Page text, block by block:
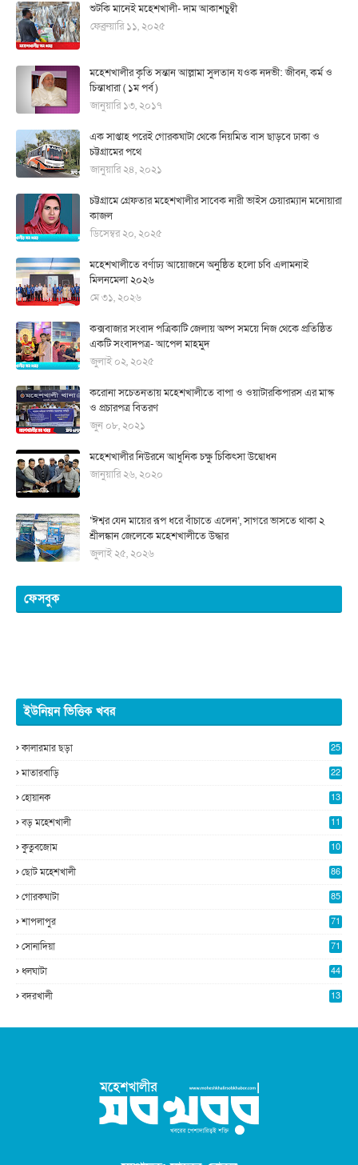
শুটকি মানেই মহেশখালী- দাম আকাশচুম্বী
ফেব্রুয়ারি ১১, ২০২৫
মহেশখালীর কৃতি সন্তান আল্লামা সুলতান যওক নদভী: জীবন, কর্ম ও
চিন্তাধারা ( ১ম পর্ব )
জানুয়ারি ১৩, ২০১৭
এক সাপ্তাহ পরেই গোরকঘাটা থেকে নিয়মিত বাস ছাড়বে ঢাকা ও
চট্টগ্রামের পথে
জানুয়ারি ২৪, ২০২১
চট্টগ্রামে গ্রেফতার মহেশখালীর সাবেক নারী ভাইস চেয়ারম্যান মনোয়ারা
কাজল
ডিসেম্বর ২০, ২০২৫
মহেশখালীতে বর্ণাঢ্য আয়োজনে অনুষ্ঠিত হলো চবি এলামনাই
মিলনমেলা ২০২৬
মে ৩১, ২০২৬
কক্সবাজার সংবাদ পত্রিকাটি জেলায় অল্প সময়ে নিজ থেকে প্রতিষ্ঠিত
একটি সংবাদপত্র- আপেল মাহমুদ
জুলাই ০২, ২০২৫
করোনা সচেতনতায় মহেশখালীতে বাপা ও ওয়াটারকিপারস এর মাস্ক
ও প্রচারপত্র বিতরণ
জুন ০৮, ২০২১
মহেশখালীর নিউরনে আধুনিক চক্ষু চিকিৎসা উদ্বোধন
জানুয়ারি ২৬, ২০২০
‘ঈশ্বর যেন মায়ের রূপ ধরে বাঁচাতে এলেন’, সাগরে ভাসতে থাকা ২
শ্রীলঙ্কান জেলেকে মহেশখালীতে উদ্ধার
জুলাই ২৫, ২০২৬
ফেসবুক
ইউনিয়ন ভিত্তিক খবর
কালারমার ছড়া
25
মাতারবাড়ি
22
হোয়ানক
13
বড় মহেশখালী
11
কুতুবজোম
10
ছোট মহেশখালী 86
গোরকঘাটা 85
শাপলাপুর 71
সোনাদিয়া 71
ধলঘাটা 44
বদরখালী 13